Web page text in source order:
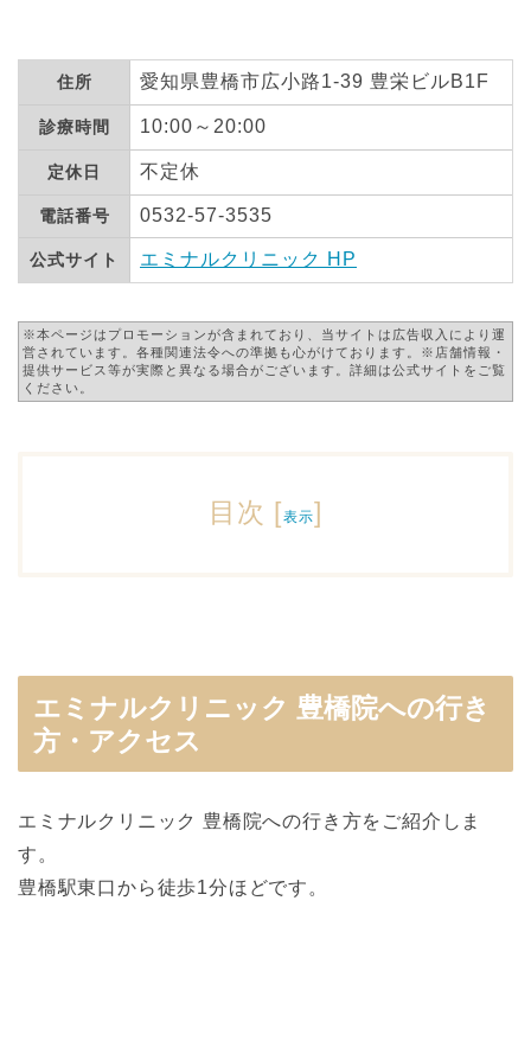
住所 愛知県豊橋市広小路1-39 豊栄ビルB1F
診療時間 10:00～20:00
定休日 不定休
電話番号 0532-57-3535
公式サイト エミナルクリニック HP
※本ページはプロモーションが含まれており、当サイトは広告収入により運
営されています。各種関連法令への準拠も心がけております。※店舗情報・
提供サービス等が実際と異なる場合がございます。詳細は公式サイトをご覧
ください。
目次 [表示]
エミナルクリニック 豊橋院への行き
方・アクセス
エミナルクリニック 豊橋院への行き方をご紹介しま
す。
豊橋駅東口から徒歩1分ほどです。